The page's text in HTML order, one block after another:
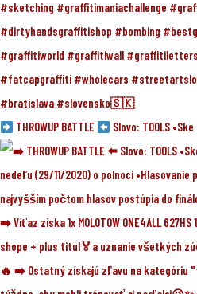
THROWUP BATTLE Slovo: TOOLS •Ske